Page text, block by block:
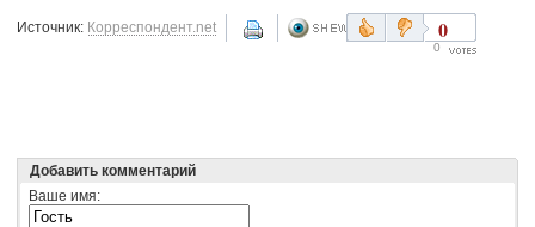
Источник: Корреспондент.net 0
0
Добавить комментарий
Ваше имя: